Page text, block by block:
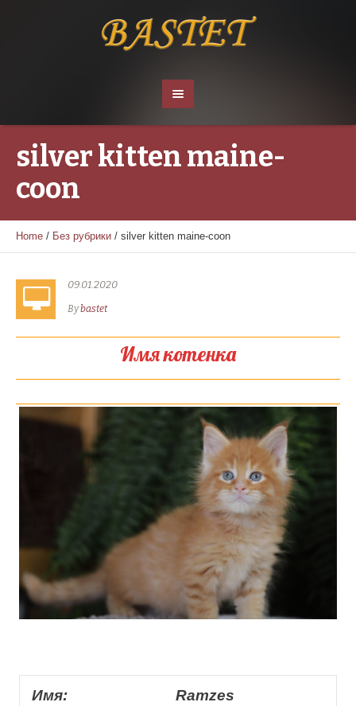
silver kitten maine-
coon
Home / Без рубрики / silver kitten maine-coon
09.01.2020
Bybastet
Имя котенка
Имя:
Ramzes